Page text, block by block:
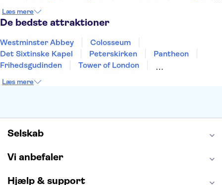
Kiel
Helsingborg
Læs mere
De bedste attraktioner
Westminster Abbey
Colosseum
Det Sixtinske Kapel
Peterskirken
Pantheon
Frihedsgudinden
Tower of London
Burj Khalifa
Læs mere
Selskab
Vi anbefaler
Hjælp & support